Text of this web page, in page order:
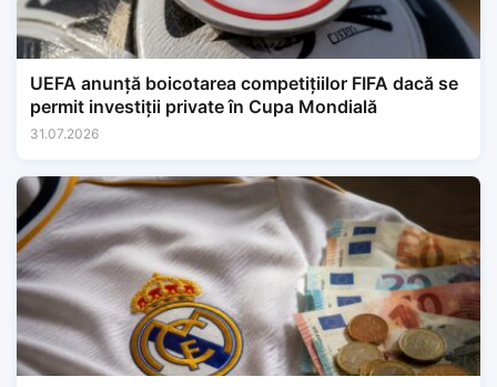
UEFA anunță boicotarea competițiilor FIFA dacă se
permit investiții private în Cupa Mondială
31.07.2026